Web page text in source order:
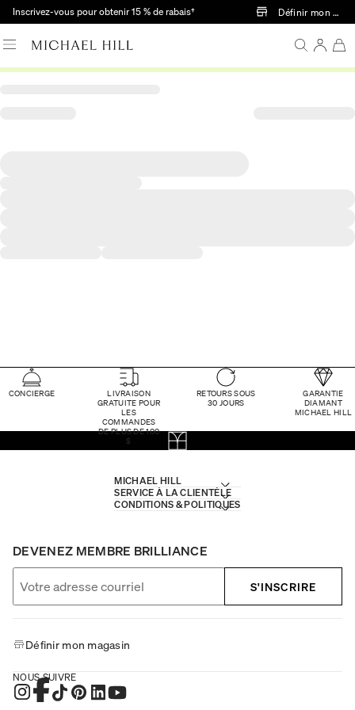
Passer au contenu principal
Inscrivez-vous pour obtenir 15 % de rabais† Définir mon
CONCIERGE
LIVRAISON
GRATUITE POUR
LES
COMMANDES
DE PLUS DE 100
$
RETOURS SOUS
30 JOURS
GARANTIE
DIAMANT
MICHAEL HILL
MICHAEL HILL
SERVICE À LA CLIENTÈLE
CONDITIONS & POLITIQUES
DEVENEZ MEMBRE BRILLIANCE
S'INSCRIRE
Définir mon magasin
NOUS SUIVRE